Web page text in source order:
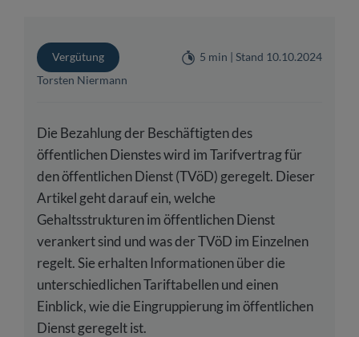
Vergütung
5 min | Stand 10.10.2024
Torsten Niermann
Die Bezahlung der Beschäftigten des
öffentlichen Dienstes wird im Tarifvertrag für
den öffentlichen Dienst (TVöD) geregelt. Dieser
Artikel geht darauf ein, welche
Gehaltsstrukturen im öffentlichen Dienst
verankert sind und was der TVöD im Einzelnen
regelt. Sie erhalten Informationen über die
unterschiedlichen Tariftabellen und einen
Einblick, wie die Eingruppierung im öffentlichen
Dienst geregelt ist.